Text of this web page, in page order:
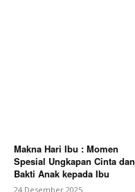
Makna Hari Ibu : Momen
Spesial Ungkapan Cinta dan
Bakti Anak kepada Ibu
24 Desember 2025